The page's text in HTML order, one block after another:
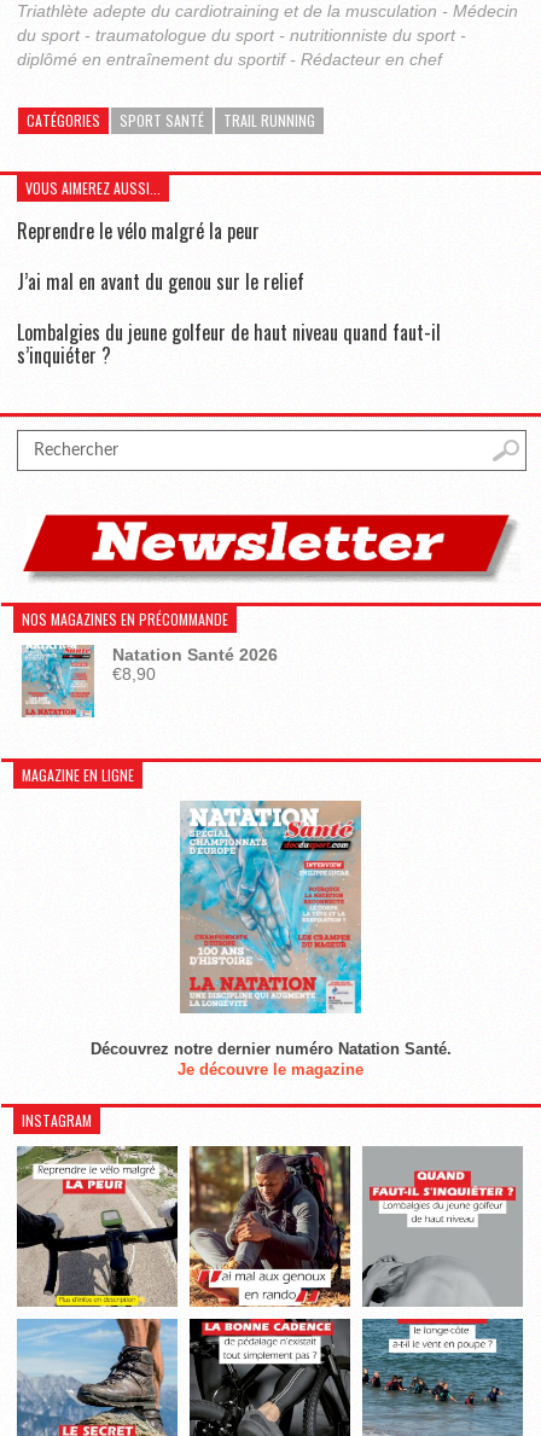
Triathlète adepte du cardiotraining et de la musculation - Médecin
du sport - traumatologue du sport - nutritionniste du sport -
diplômé en entraînement du sportif - Rédacteur en chef
CATÉGORIES SPORT SANTÉ TRAIL RUNNING
VOUS AIMEREZ AUSSI...
Reprendre le vélo malgré la peur
J’ai mal en avant du genou sur le relief
Lombalgies du jeune golfeur de haut niveau quand faut-il
s’inquiéter ?
NOS MAGAZINES EN PRÉCOMMANDE
Natation Santé 2026
€8,90
MAGAZINE EN LIGNE
Découvrez notre dernier numéro Natation Santé.
Je découvre le magazine
INSTAGRAM